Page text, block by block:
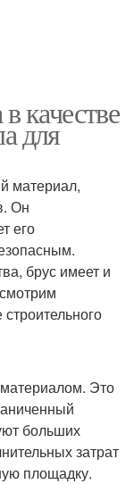
качестве
для
материал,
Он
его
брус имеет и
Это
больших
затрат
площадку.